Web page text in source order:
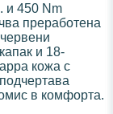
и 450 Nm
преработена
и 18-
кожа с
в комфорта.